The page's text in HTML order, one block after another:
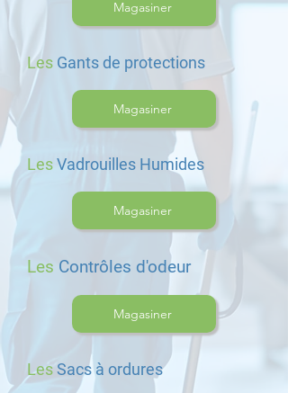
Magasiner
Les Gants de protections
Magasiner
LesVadrouilles Humides
Magasiner
Les Contrôles d'odeur
Magasiner
LesSacs à ordures